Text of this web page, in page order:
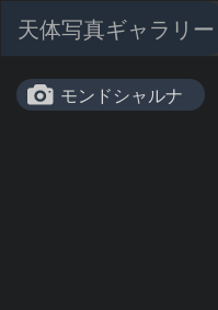
天体写真ギャラリー
モンドシャルナ